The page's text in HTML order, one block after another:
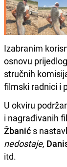
Izabranim
osnovu
stručnih
filmski radnici i
U okviru
i nagrađivanih
Žbanić s
nedostaje,
itd.